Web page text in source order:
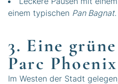
einem typischen Pan Bagnat.
3. Eine
Parc Phoenix
Im Westen der Stadt